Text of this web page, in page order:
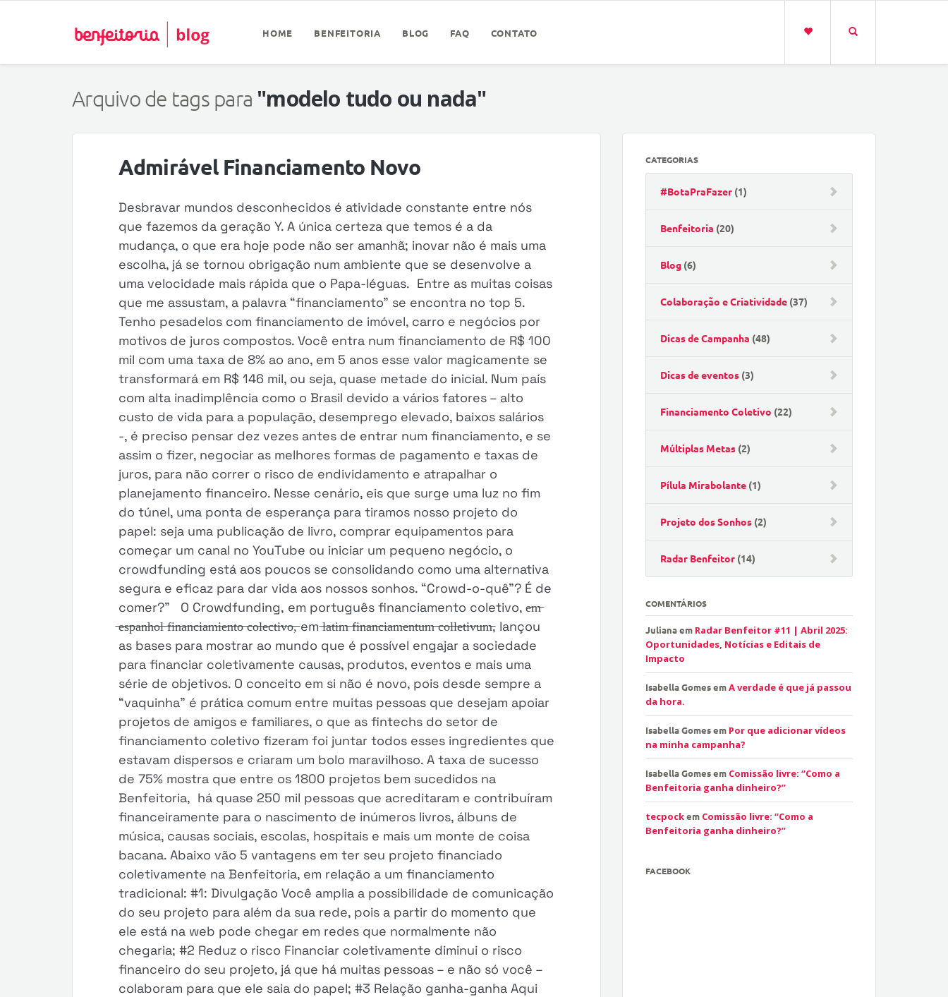
HOME BENFEITORIA BLOG FAQ CONTATO
Arquivo de tags para "modelo tudo ou nada"
Admirável Financiamento Novo
Desbravar mundos desconhecidos é atividade constante entre nós
que fazemos da geração Y. A única certeza que temos é a da
mudança, o que era hoje pode não ser amanhã; inovar não é mais uma
escolha, já se tornou obrigação num ambiente que se desenvolve a
uma velocidade mais rápida que o Papa-léguas. Entre as muitas coisas
que me assustam, a palavra “financiamento” se encontra no top 5.
Tenho pesadelos com financiamento de imóvel, carro e negócios por
motivos de juros compostos. Você entra num financiamento de R$ 100
mil com uma taxa de 8% ao ano, em 5 anos esse valor magicamente se
transformará em R$ 146 mil, ou seja, quase metade do inicial. Num país
com alta inadimplência como o Brasil devido a vários fatores – alto
custo de vida para a população, desemprego elevado, baixos salários
-, é preciso pensar dez vezes antes de entrar num financiamento, e se
assim o fizer, negociar as melhores formas de pagamento e taxas de
juros, para não correr o risco de endividamento e atrapalhar o
planejamento financeiro. Nesse cenário, eis que surge uma luz no fim
do túnel, uma ponta de esperança para tiramos nosso projeto do
papel: seja uma publicação de livro, comprar equipamentos para
começar um canal no YouTube ou iniciar um pequeno negócio, o
crowdfunding está aos poucos se consolidando como uma alternativa
segura e eficaz para dar vida aos nossos sonhos. “Crowd-o-quê”? É de
comer?” O Crowdfunding, em português financiamento coletivo, e̶m̶
̶e̶s̶p̶a̶n̶h̶o̶l̶ ̶f̶i̶n̶a̶n̶c̶i̶a̶m̶i̶e̶n̶t̶o̶ ̶c̶o̶l̶e̶c̶t̶i̶v̶o̶,̶ em ̶l̶a̶t̶i̶m̶ ̶f̶i̶n̶a̶n̶c̶i̶a̶m̶e̶n̶t̶u̶m̶ ̶c̶o̶l̶l̶e̶t̶i̶v̶u̶m̶, lançou
as bases para mostrar ao mundo que é possível engajar a sociedade
para financiar coletivamente causas, produtos, eventos e mais uma
série de objetivos. O conceito em si não é novo, pois desde sempre a
“vaquinha” é prática comum entre muitas pessoas que desejam apoiar
projetos de amigos e familiares, o que as fintechs do setor de
financiamento coletivo fizeram foi juntar todos esses ingredientes que
estavam dispersos e criaram um bolo maravilhoso. A taxa de sucesso
de 75% mostra que entre os 1800 projetos bem sucedidos na
Benfeitoria, há quase 250 mil pessoas que acreditaram e contribuíram
financeiramente para o nascimento de inúmeros livros, álbuns de
música, causas sociais, escolas, hospitais e mais um monte de coisa
bacana. Abaixo vão 5 vantagens em ter seu projeto financiado
coletivamente na Benfeitoria, em relação a um financiamento
tradicional: #1: Divulgação Você amplia a possibilidade de comunicação
do seu projeto para além da sua rede, pois a partir do momento que
ele está na web pode chegar em redes que normalmente não
chegaria; #2 Reduz o risco Financiar coletivamente diminui o risco
financeiro do seu projeto, já que há muitas pessoas – e não só você –
colaboram para que ele saia do papel; #3 Relação ganha-ganha Aqui
CATEGORIAS
#BotaPraFazer (1)
Benfeitoria (20)
Blog (6)
Colaboração e Criatividade (37)
Dicas de Campanha (48)
Dicas de eventos (3)
Financiamento Coletivo (22)
Múltiplas Metas (2)
Pílula Mirabolante (1)
Projeto dos Sonhos (2)
Radar Benfeitor (14)
COMENTÁRIOS
Julianaem Radar Benfeitor #11 | Abril 2025:
Oportunidades, Notícias e Editais de
Impacto
Isabella GomesemA verdade é que já passou
da hora.
Isabella Gomesem Por que adicionar vídeos
na minha campanha?
Isabella Gomesem Comissão livre: “Como a
Benfeitoria ganha dinheiro?”
tecpockem Comissão livre: “Como a
Benfeitoria ganha dinheiro?”
FACEBOOK